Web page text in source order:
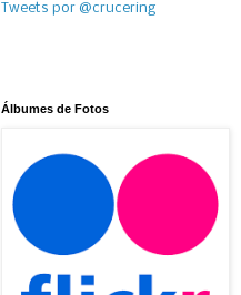
Tweets por @crucering
Álbumes de Fotos